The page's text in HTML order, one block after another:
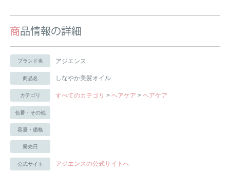
ブランド名 アジエンス
商品名 しなやか美髪オイル
カテゴリ すべてのカテゴリ > ヘアケア > ヘアケア
色番・その他
容量・価格
発売日
公式サイト アジエンスの公式サイトへ